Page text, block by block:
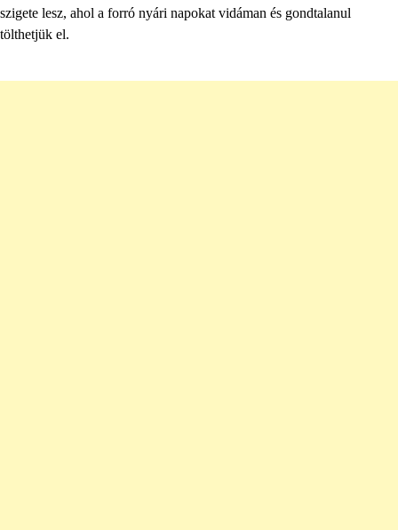
szigete lesz, ahol a forró nyári napokat vidáman és gondtalanul
tölthetjük el.